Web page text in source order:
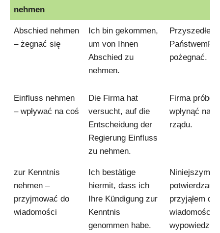
Wyrażenie
zdanie po
niemiecku
nehmen
Abschied nehmen
– żegnać się
Ich bin gekommen,
um von Ihnen
Abschied zu
nehmen.
pożegnać.
Einfluss nehmen
– wpływać na coś
Die Firma hat
versucht, auf die
Entscheidung der
Regierung Einfluss
zu nehmen.
Firma
wpłynąć na
rządu.
zur Kenntnis
nehmen –
przyjmować do
wiadomości
Ich bestätige
hiermit, dass ich
Ihre Kündigung zur
Kenntnis
genommen habe.
Niniejszym
przyjąłem do
wiadomości